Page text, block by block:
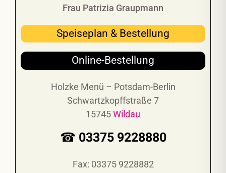
Frau Patrizia Graupmann
Speiseplan & Bestellung
Online-Bestellung
Holzke Menü – Potsdam-Berlin
Schwartzkopffstraße 7
15745Wildau
☎ 03375 9228880
Fax: 03375 9228882